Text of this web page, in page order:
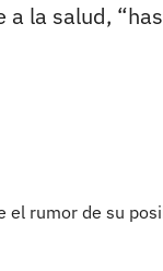
la salud,
rumor de su